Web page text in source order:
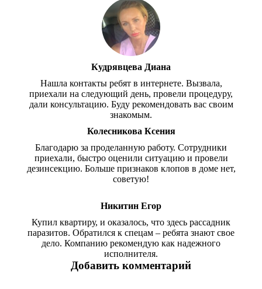
Кудрявцева Диана
Нашла контакты ребят в интернете. Вызвала,
приехали на следующий день, провели процедуру,
дали консультацию. Буду рекомендовать вас своим
знакомым.
Колесникова Ксения
Благодарю за проделанную работу. Сотрудники
приехали, быстро оценили ситуацию и провели
дезинсекцию. Больше признаков клопов в доме нет,
советую!
Никитин Егор
Купил квартиру, и оказалось, что здесь рассадник
паразитов. Обратился к спецам – ребята знают свое
дело. Компанию рекомендую как надежного
исполнителя.
Добавить комментарий